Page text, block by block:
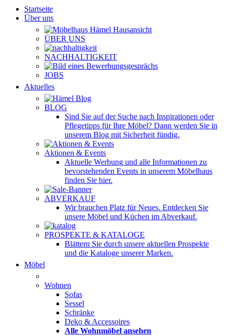
Startseite
Über uns
ÜBER UNS
NACHHALTIGKEIT
JOBS
Aktuelles
BLOG
Sind Sie auf der Suche nach Inspirationen oder
Pflegetipps für Ihre Möbel? Dann werden Sie in
unserem Blog mit Sicherheit fündig.
Aktionen & Events
Aktuelle Werbung und alle Informationen zu
bevorstehenden Events in unserem Möbelhaus
finden Sie hier.
ABVERKAUF
Wir brauchen Platz für Neues. Entdecken Sie
unsere Möbel und Küchen im Abverkauf.
PROSPEKTE & KATALOGE
Blättern Sie durch unsere aktuellen Prospekte
und die Kataloge unserer Marken.
Möbel
Wohnen
Sofas
Sessel
Schränke
Deko & Accessoires
Alle Wohnmöbel ansehen